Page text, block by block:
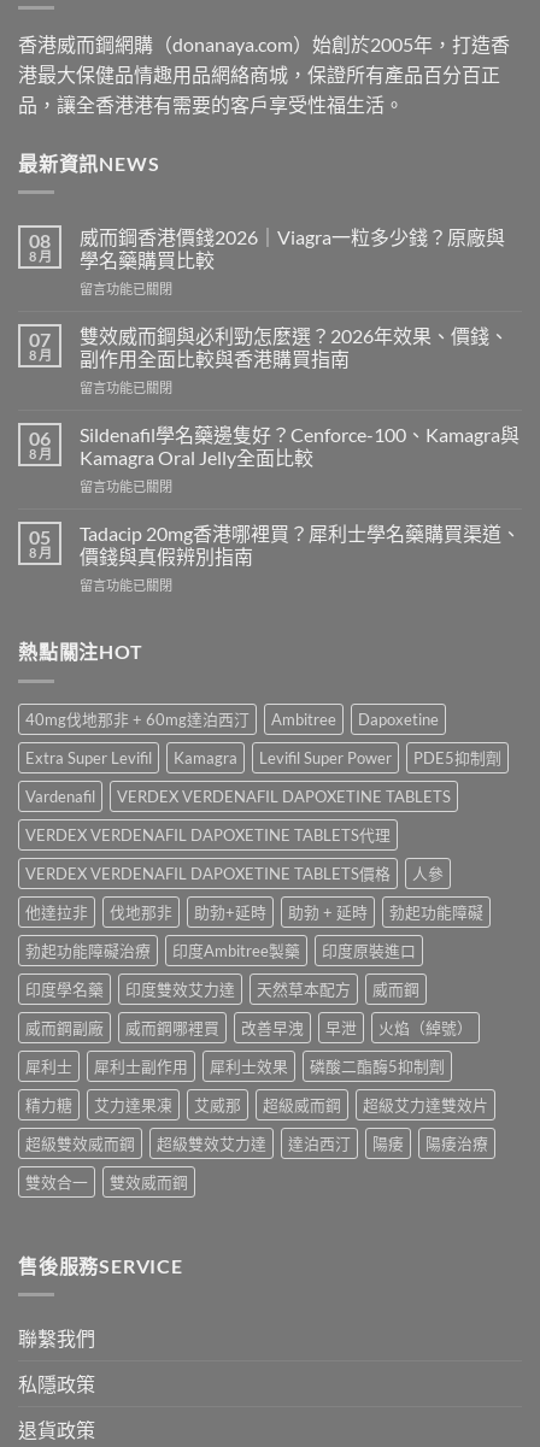
香港威而鋼網購（donanaya.com）始創於2005年，打造香
港最大保健品情趣用品網絡商城，保證所有產品百分百正
品，讓全香港港有需要的客戶享受性福生活。
最新資訊NEWS
08
8 月
威而鋼香港價錢2026｜Viagra一粒多少錢？原廠與
學名藥購買比較
在
而
鋼
香
港
錢
2026
Viagra
粒
多
錢？
與
藥
購
買
比
較〉
中
留言功能已關閉
07
8 月
雙效威而鋼與必利勁怎麼選？2026年效果、價錢、
副作用全面比較與香港購買指南
在
效
而
鋼
必
利
勁
怎
2026
果、
價
錢、
副
作
用
全
面
比
較
與
香
港
購
買
指
南〉
留言功能已關閉
06
8 月
Sildenafil學名藥邊隻好？Cenforce-100、Kamagra與
Kamagra Oral Jelly全面比較
在
學
名
藥
邊
Cenforce-
與
Kamagra
Jelly
全
面
比
較〉
中
留言功能已關閉
05
8 月
Tadacip 20mg香港哪裡買？犀利士學名藥購買渠道、
價錢與真假辨別指南
在
香
港
裡
買？
犀
利
士
學
名
藥
購
買
渠
道、
價
錢
與
真
假
辨
指
南〉
中
留言功能已關閉
熱點關注HOT
40mg伐地那非 + 60mg達泊西汀 Ambitree
Dapoxetine
Extra Super Levifil
Kamagra Levifil Super Power
PDE5抑制劑
Vardenafil
VERDEX VERDENAFIL DAPOXETINE TABLETS
VERDEX VERDENAFIL DAPOXETINE TABLETS代理
VERDEX VERDENAFIL DAPOXETINE TABLETS價格
人參
他達拉非
伐地那非 助勃+延時 助勃 + 延時
勃起功能障礙
勃起功能障礙治療
印度Ambitree製藥
印度原裝進口
印度學名藥
印度雙效艾力達 天然草本配方
威而鋼
威而鋼副廠
威而鋼哪裡買 改善早洩 早泄
火焰（綽號）
犀利士
犀利士副作用 犀利士效果
磷酸二酯酶5抑制劑
精力糖
艾力達果凍 艾威那 超級威而鋼
超級艾力達雙效片
超級雙效威而鋼
超級雙效艾力達 達泊西汀 陽痿
陽痿治療
雙效合一
雙效威而鋼
售後服務SERVICE
聯繫我們
私隱政策
退貨政策